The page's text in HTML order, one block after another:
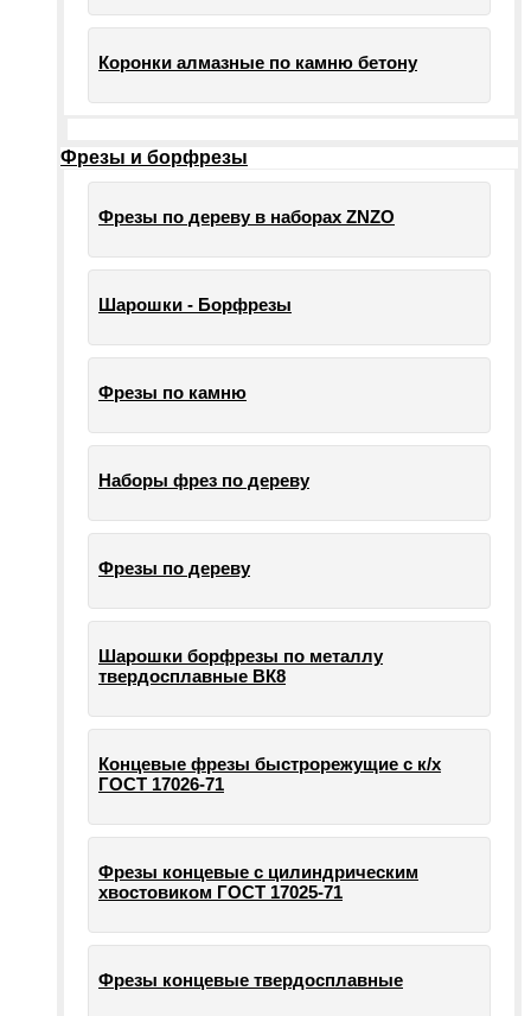
Коронки алмазные по камню бетону
Фрезы и борфрезы
Фрезы по дереву в наборах ZNZO
Шарошки - Борфрезы
Фрезы по камню
Наборы фрез по дереву
Фрезы по дереву
Шарошки борфрезы по металлу
твердосплавные ВК8
Концевые фрезы быстрорежущие с к/х
ГОСТ 17026-71
Фрезы концевые с цилиндрическим
хвостовиком ГОСТ 17025-71
Фрезы концевые твердосплавные